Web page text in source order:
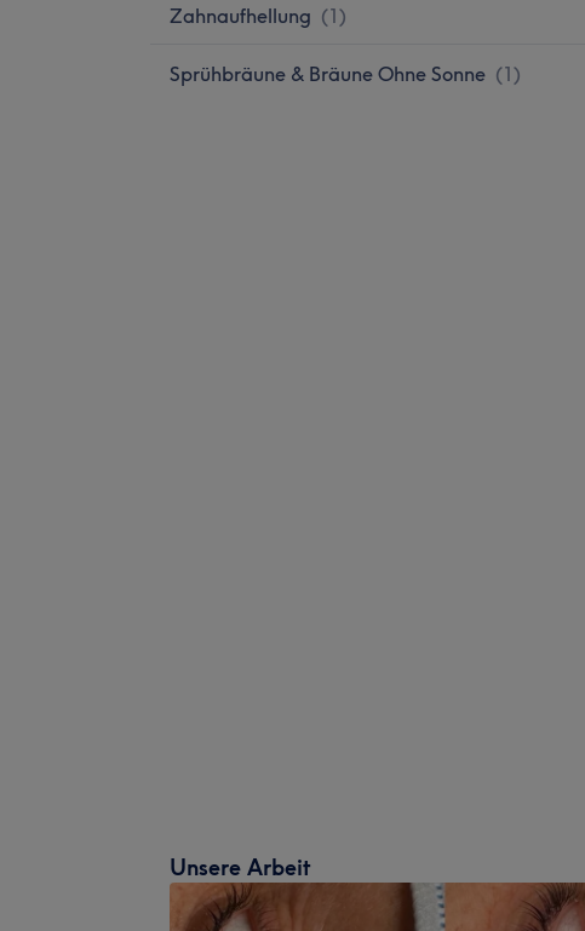
Zahnaufhellung (1)
Sprühbräune & Bräune Ohne Sonne (1)
Unsere Arbeit